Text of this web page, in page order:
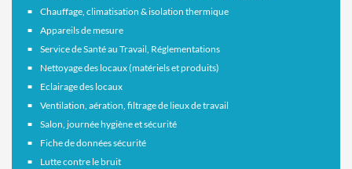
Chauffage, climatisation & isolation thermique
Appareils de mesure
Service de Santé au Travail, Réglementations
Nettoyage des locaux (matériels et produits)
Eclairage des locaux
Ventilation, aération, filtrage de lieux de travail
Salon, journée hygiène et sécurité
Fiche de données sécurité
Lutte contre le bruit